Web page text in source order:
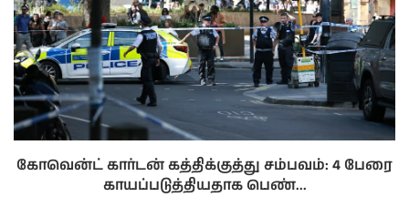
கோவென்ட் கார்டன் கத்திக்குத்து சம்பவம்: 4 பேரை
காயப்படுத்தியதாக பெண்...